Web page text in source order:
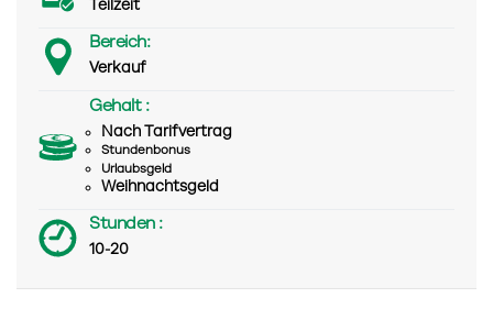
Teilzeit
Bereich:
Verkauf
Gehalt :
Nach Tarifvertrag
Stundenbonus
Urlaubsgeld
Weihnachtsgeld
Stunden :
10-20